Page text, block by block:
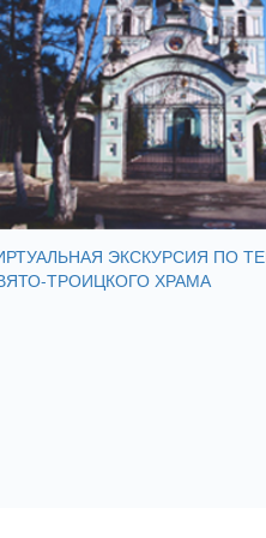
ЭКСКУРСИЯ ПО
ТРОИЦКОГО ХРАМА